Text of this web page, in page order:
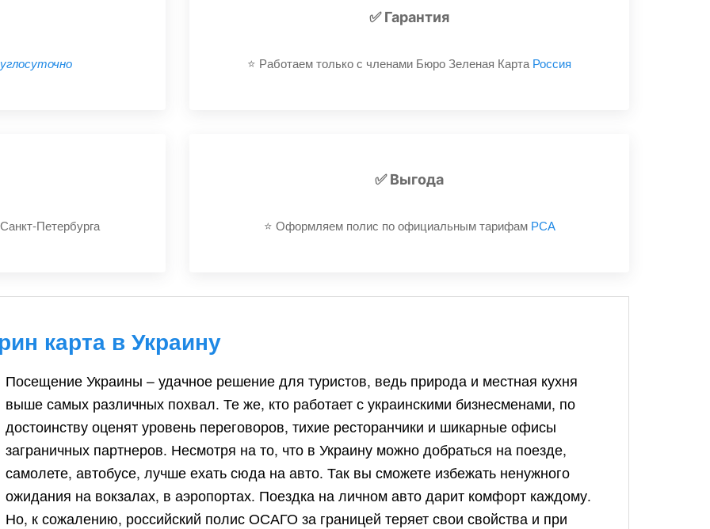
✅ Гарантия
⭐️ Работаем только с членами Бюро Зеленая Карта Россия
Петербурга
✅ Выгода
⭐️ Оформляем полис по официальным тарифам РСА
карта в Украину
Посещение Украины – удачное решение для туристов, ведь природа и местная кухня
выше самых различных похвал. Те же, кто работает с украинскими бизнесменами, по
достоинству оценят уровень переговоров, тихие ресторанчики и шикарные офисы
заграничных партнеров. Несмотря на то, что в Украину можно добраться на поезде,
самолете, автобусе, лучше ехать сюда на авто. Так вы сможете избежать ненужного
ожидания на вокзалах, в аэропортах. Поездка на личном авто дарит комфорт каждому.
Но, к сожалению, российский полис ОСАГО за границей теряет свои свойства и при